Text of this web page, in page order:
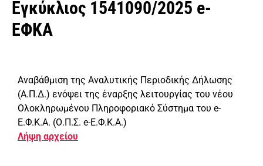
Εγκύκλιος 1541090/2025 e-
ΕΦΚΑ
Αναβάθμιση της Αναλυτικής Περιοδικής Δήλωσης
(Α.Π.Δ.) ενόψει της έναρξης λειτουργίας του νέου
Ολοκληρωμένου Πληροφοριακό Σύστημα του e-
Ε.Φ.Κ.Α. (Ο.Π.Σ. e-Ε.Φ.Κ.Α.)
Λήψη αρχείου